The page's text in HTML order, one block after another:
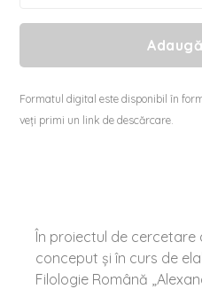
Formatul digital este disponibil în
veți primi un link de descărcare.
În proiectul de cercetare
conceput și în curs de
Filologie Română